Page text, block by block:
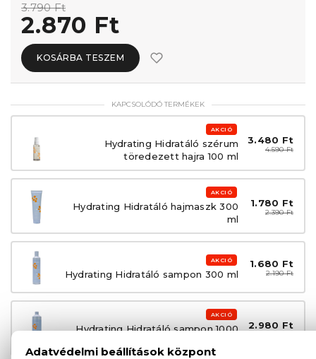
3.790 Ft
2.870 Ft
KOSÁRBA TESZEM
KAPCSOLÓDÓ TERMÉKEK
AKCIÓ
Hydrating Hidratáló szérum
töredezett hajra 100 ml
3.480 Ft
4.590 Ft
AKCIÓ
Hydrating Hidratáló hajmaszk 300
ml
1.780 Ft
2.390 Ft
AKCIÓ
Hydrating Hidratáló sampon 300 ml
1.680 Ft
2.190 Ft
AKCIÓ
Hydrating Hidratáló sampon 1000
2.980 Ft